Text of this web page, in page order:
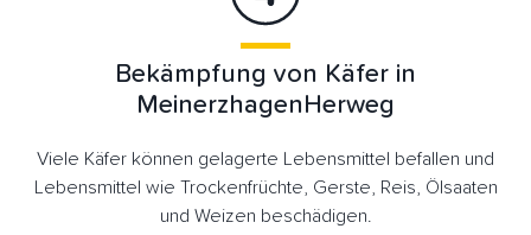
Bekämpfung von Käfer in
MeinerzhagenHerweg
Viele Käfer können gelagerte Lebensmittel befallen und
Lebensmittel wie Trockenfrüchte, Gerste, Reis, Ölsaaten
und Weizen beschädigen.